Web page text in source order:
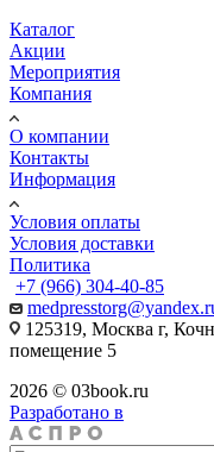
Каталог
Акции
Мероприятия
Компания
О компании
Контакты
Информация
Условия оплаты
Условия доставки
Политика
+7 (966) 304-40-85
125319, Москва г,
помещение 5
2026 © 03book.ru
Разработано в